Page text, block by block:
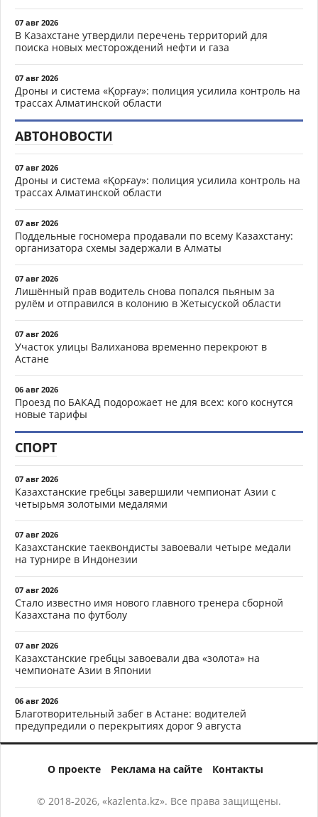
07 авг 2026
В Казахстане утвердили перечень территорий для
поиска новых месторождений нефти и газа
07 авг 2026
Дроны и система «Қорғау»: полиция усилила контроль на
трассах Алматинской области
АВТОНОВОСТИ
07 авг 2026
Дроны и система «Қорғау»: полиция усилила контроль на
трассах Алматинской области
07 авг 2026
Поддельные госномера продавали по всему Казахстану:
организатора схемы задержали в Алматы
07 авг 2026
Лишённый прав водитель снова попался пьяным за
рулём и отправился в колонию в Жетысуской области
07 авг 2026
Участок улицы Валиханова временно перекроют в
Астане
06 авг 2026
Проезд по БАКАД подорожает не для всех: кого коснутся
новые тарифы
СПОРТ
07 авг 2026
Казахстанские гребцы завершили чемпионат Азии с
четырьмя золотыми медалями
07 авг 2026
Казахстанские таеквондисты завоевали четыре медали
на турнире в Индонезии
07 авг 2026
Стало известно имя нового главного тренера сборной
Казахстана по футболу
07 авг 2026
Казахстанские гребцы завоевали два «золота» на
чемпионате Азии в Японии
06 авг 2026
Благотворительный забег в Астане: водителей
предупредили о перекрытиях дорог 9 августа
О проекте Реклама на сайте Контакты
© 2018-2026, «kazlenta.kz». Все права защищены.